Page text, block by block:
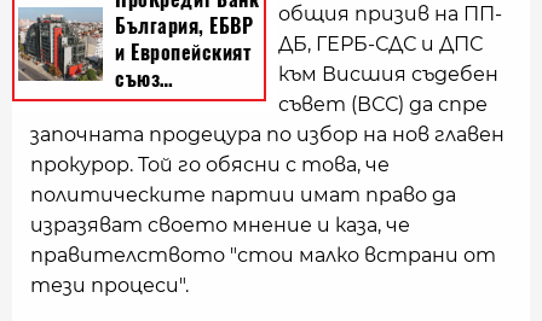
общия призив на ПП-
ДБ, ГЕРБ-СДС и ДПС
към Висшия съдебен
съвет (ВСС) да спре
започната продецура по избор на нов главен
прокурор. Той го обясни с това, че
политическите партии имат право да
изразяват своето мнение и каза, че
правителството "стои малко встрани от
тези процеси".